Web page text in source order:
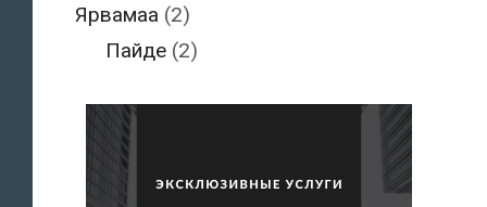
Ярвамаа (2)
Пайде (2)